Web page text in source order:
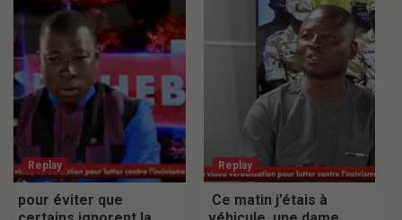
Replay
pour éviter que
Replay
Ce matin j’étais à